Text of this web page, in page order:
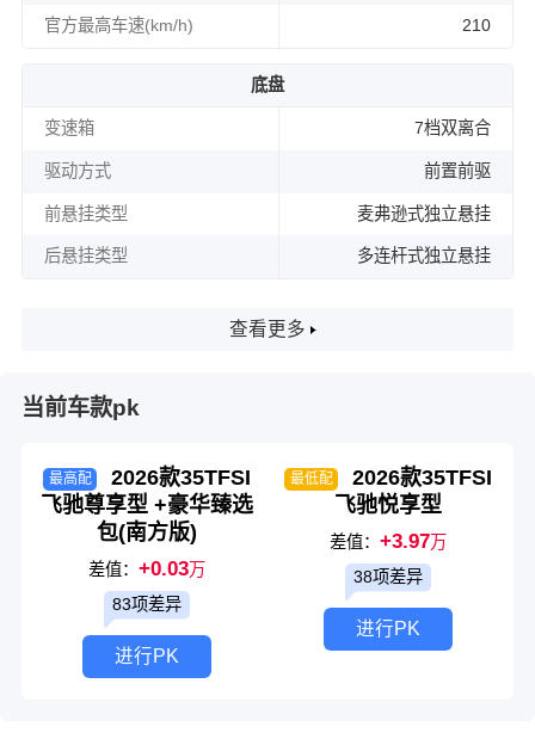
官方最高车速(km/h) 210
底盘
变速箱 7档双离合
驱动方式 前置前驱
前悬挂类型 麦弗逊式独立悬挂
后悬挂类型 多连杆式独立悬挂
查看更多
当前车款pk
最高配
2026款35TFSI
飞驰尊享型 +豪华臻选
包(南方版)
差值：+0.03万
83项差异
进行PK
最低配
2026款35TFSI
飞驰悦享型
差值： +3.97万
38项差异
进行PK